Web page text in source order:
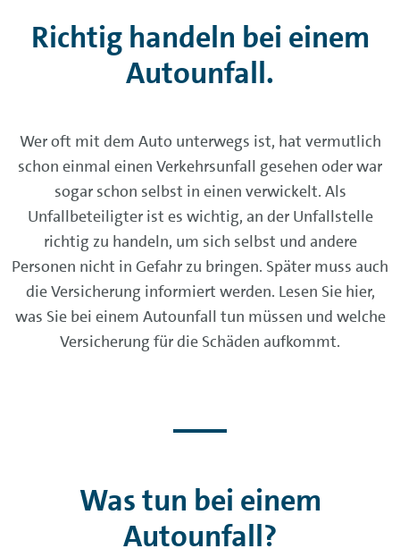
Richtig handeln bei einem
Autounfall.
Wer oft mit dem Auto unterwegs ist, hat vermutlich
schon einmal einen Verkehrsunfall gesehen oder war
sogar schon selbst in einen verwickelt. Als
Unfallbeteiligter ist es wichtig, an der Unfallstelle
richtig zu handeln, um sich selbst und andere
Personen nicht in Gefahr zu bringen. Später muss auch
die Versicherung informiert werden. Lesen Sie hier,
was Sie bei einem Autounfall tun müssen und welche
Versicherung für die Schäden aufkommt.
Was tun bei einem
Autounfall?